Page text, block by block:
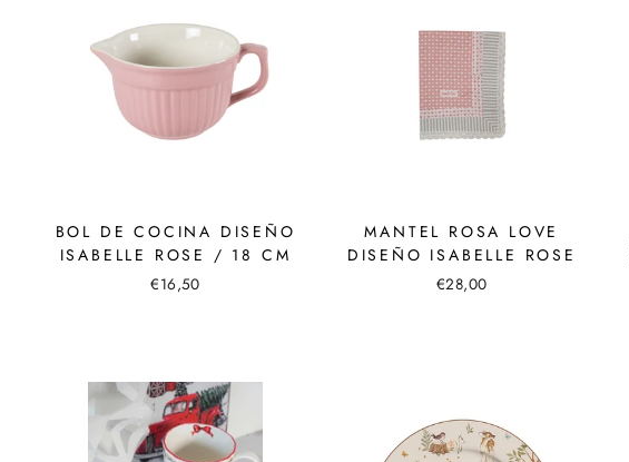
BOL DE COCINA DISEÑO
ISABELLE ROSE / 18 CM
€16,50
MANTEL ROSA LOVE
DISEÑO ISABELLE ROSE
€28,00